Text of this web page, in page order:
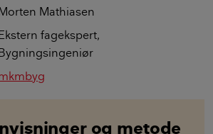
Mathiasen
fagekspert,
og metode